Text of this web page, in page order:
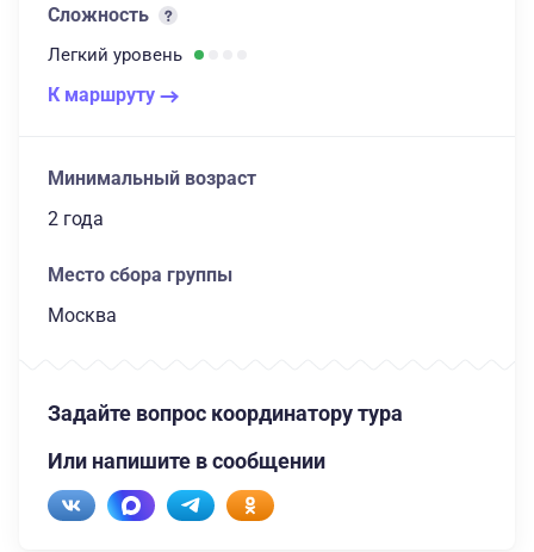
Сложность
Легкий уровень
К маршруту
Минимальный возраст
2 года
Место сбора группы
Москва
Задайте вопрос координатору тура
Или напишите в сообщении